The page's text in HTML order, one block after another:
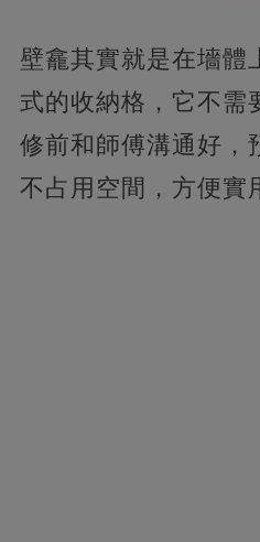
壁龕其實就是在墻體
式的收納格，它不需
修前和師傅溝通好，
不占用空間，方便實